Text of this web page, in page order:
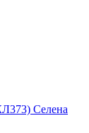
Селена